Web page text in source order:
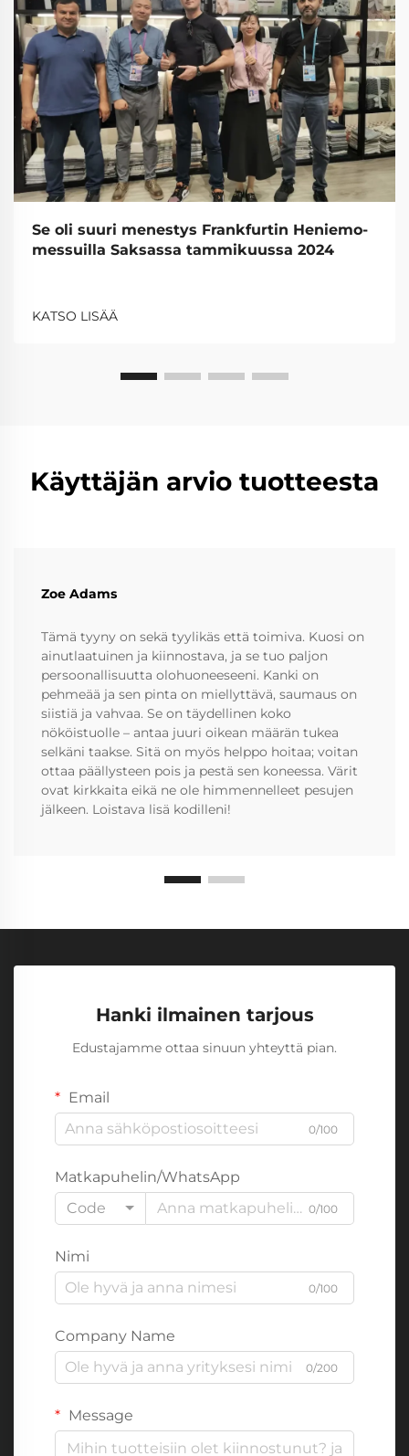
Se oli suuri menestys Frankfurtin Heniemo-
messuilla Saksassa tammikuussa 2024
KATSO LISÄÄ
Käyttäjän arvio tuotteesta
Zoe Adams
Tämä tyyny on sekä tyylikäs että toimiva. Kuosi on
ainutlaatuinen ja kiinnostava, ja se tuo paljon
persoonallisuutta olohuoneeseeni. Kanki on
pehmeää ja sen pinta on miellyttävä, saumaus on
siistiä ja vahvaa. Se on täydellinen koko
nököistuolle – antaa juuri oikean määrän tukea
selkäni taakse. Sitä on myös helppo hoitaa; voitan
ottaa päällysteen pois ja pestä sen koneessa. Värit
ovat kirkkaita eikä ne ole himmennelleet pesujen
jälkeen. Loistava lisä kodilleni!
Hanki ilmainen tarjous
Edustajamme ottaa sinuun yhteyttä pian.
Email
0/100
Matkapuhelin/WhatsApp
Code
0/100
Nimi
0/100
Company Name
0/200
Message